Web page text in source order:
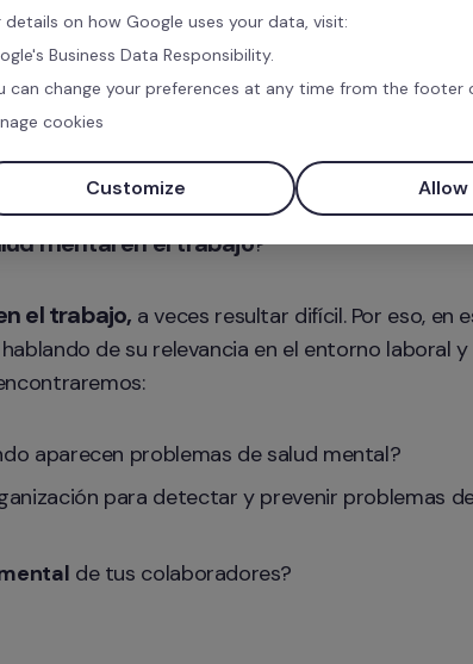
mental? ¿Qué acciones se toman
mental en el trabajo?
el trabajo, a veces resultar difícil. Por eso, en
de su relevancia en el entorno laboral
aparecen problemas de salud mental?
para detectar y prevenir problemas
de tus colaboradores?
details on how Google uses your data, visit:
Business Data Responsibility.
can change your preferences at any time from the footer
cookies
Customize Allow